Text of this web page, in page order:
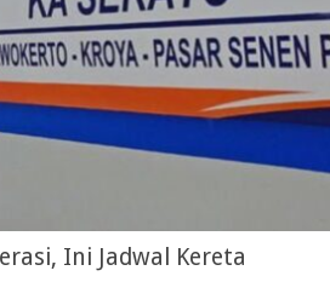
Ini Jadwal Kereta